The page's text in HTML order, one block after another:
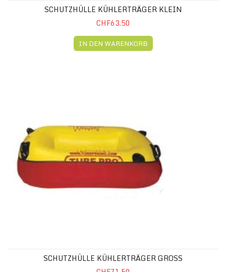
SCHUTZHÜLLE KÜHLERTRÄGER KLEIN
CHF63.50
IN DEN WARENKORB
SCHUTZHÜLLE KÜHLERTRÄGER GROSS